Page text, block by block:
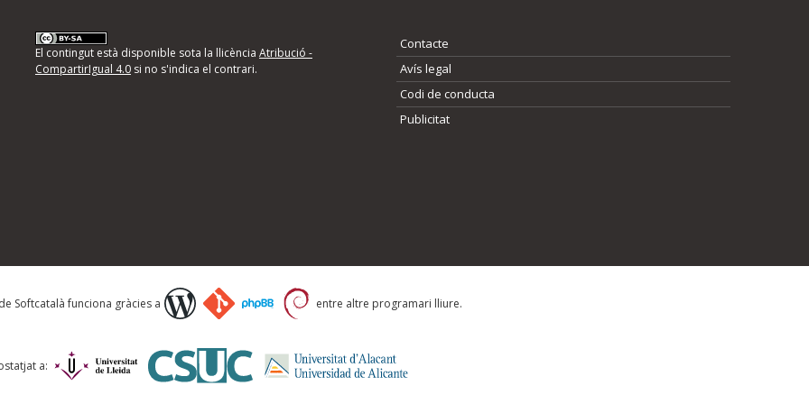
d'errors
següents i descriviu quina és la millora que
El contingut està disponible sota la llicència Atribució -
CompartirIgual 4.0si no s'indica el contrari.
Contacte
Avís legal
Codi de conducta
Publicitat
Softcatalà funciona gràcies a entre altre programari lliure.
a: